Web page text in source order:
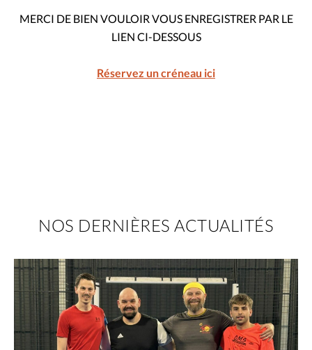
MERCI DE BIEN VOULOIR VOUS ENREGISTRER PAR LE
LIEN CI-DESSOUS
Réservez un créneau ici
NOS DERNIÈRES ACTUALITÉS